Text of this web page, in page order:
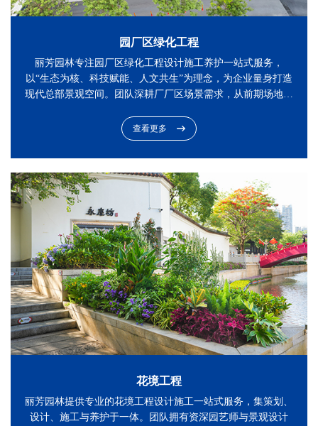
园厂区绿化工程
丽芳园林专注园厂区绿化工程设计施工养护一站式服务，
以“生态为核、科技赋能、人文共生”为理念，为企业量身打造
现代总部景观空间。团队深耕厂厂区场景需求，从前期场地勘
注重植物季相搭配与空间层次，引入智能灌溉、低碳铺装等绿
色技术；施工阶段严控土壤改良、苗木选型与工艺细节，确保
设计效果精准落地；后期配备专属养护团队，通过科学管护保
障景观长效性。
查看更多
花境工程
丽芳园林提供专业的花境工程设计施工一站式服务，集策划、
设计、施工与养护于一体。团队拥有资深园艺师与景观设计